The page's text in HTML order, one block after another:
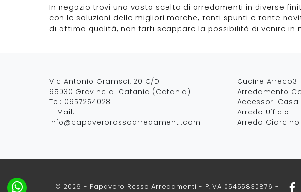
In negozio trovi una vasta scelta di arredamenti in diverse
con le soluzioni delle migliori marche, tanti spunti e tante
di ottima qualità, non farti scappare la possibilità di venire in
Via Antonio Gramsci, 20 C/D
95030 Gravina di Catania (Catania)
Tel: 0957254028
E-Mail:
info@papaverorossoarredamenti.com
Cucine Arredo3
Arredamento
Accessori Casa
Arredo Ufficio
Arredo Giardino
© 2026 - Papavero Rosso Arredamenti - P.IVA 05455830876 -